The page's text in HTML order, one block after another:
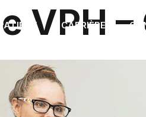
CARRIÈRE
VPH